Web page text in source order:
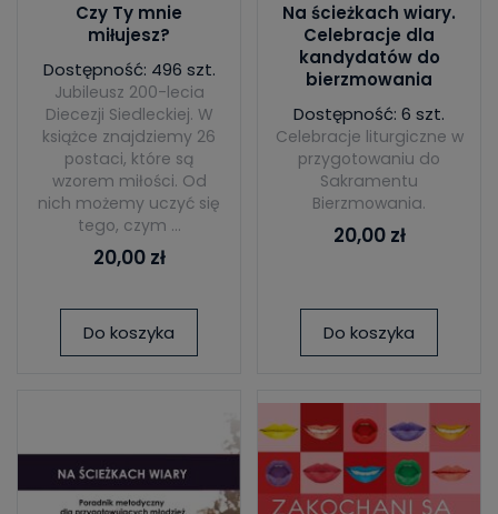
Czy Ty mnie
miłujesz?
Dostępność: 496 szt.
Jubileusz 200-lecia
Diecezji Siedleckiej. W
książce znajdziemy 26
postaci, które są
wzorem miłości. Od
nich możemy uczyć się
tego, czym ...
20,00 zł
Do koszyka
Na ścieżkach wiary.
Celebracje dla
kandydatów do
bierzmowania
Dostępność: 6 szt.
Celebracje liturgiczne w
przygotowaniu do
Sakramentu
Bierzmowania.
20,00 zł
Do koszyka